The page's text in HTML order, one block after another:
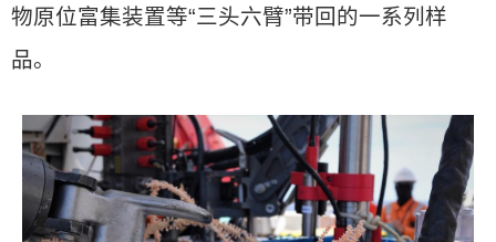
物原位富集装置等“三头六臂”带回的一系列样
品。